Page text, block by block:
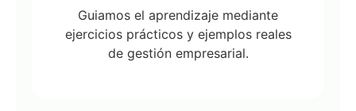
Guiamos el aprendizaje mediante
ejercicios prácticos y ejemplos reales
de gestión empresarial.